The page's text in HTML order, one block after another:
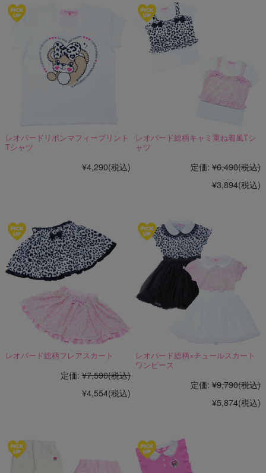
レオパードリボンマフィープリント
Tシャツ
¥4,290(税込)
レオパード総柄キャミ重ね着風Tシ
ャツ
定価: ¥6,490(税込)
¥3,894(税込)
レオパード総柄フレアスカート
定価: ¥7,590(税込)
¥4,554(税込)
レオパード総柄×チュールスカート
ワンピース
定価: ¥9,790(税込)
¥5,874(税込)